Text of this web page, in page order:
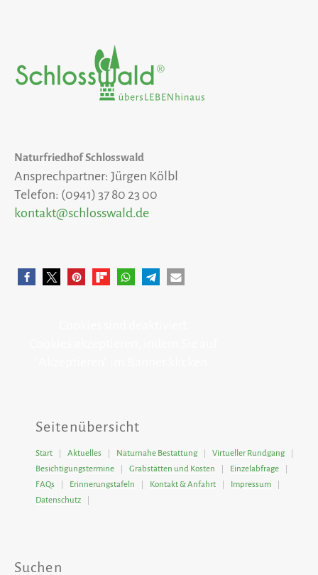
Naturfriedhof Schlosswald
Ansprechpartner: Jürgen Kölbl
Telefon: (0941) 37 80 23 00
kontakt@schlosswald.de
Seitenübersicht
Start Aktuelles Naturnahe Bestattung
Virtueller Rundgang
Besichtigungstermine
Grabstätten und Kosten
Einzelabfrage
FAQs
Erinnerungstafeln Kontakt & Anfahrt
Impressum
Datenschutz
Suchen